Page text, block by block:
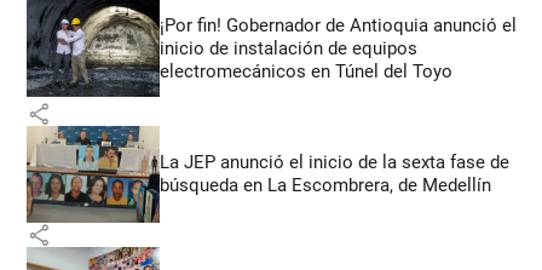
¡Por fin! Gobernador de Antioquia anunció el
inicio de instalación de equipos
electromecánicos en Túnel del Toyo
share
La JEP anunció el inicio de la sexta fase de
búsqueda en La Escombrera, de Medellín
share